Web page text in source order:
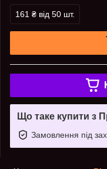
161 ₴ від 50 шт.
Що таке купити з
Замовлення під